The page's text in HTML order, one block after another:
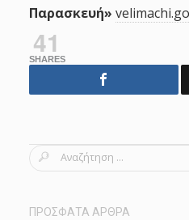
Παρασκευή»
41
SHARES
S
rΠΡΟΣΦΑΤΑ ΑΡΘΡΑ